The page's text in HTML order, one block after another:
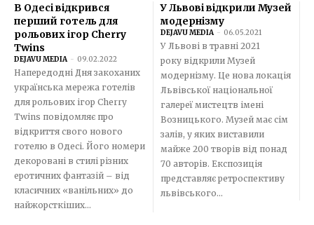
В Одесі відкрився
перший готель для
рольових ігор Cherry
Twins
DEJAVU MEDIA - 09.02.2022
Напередодні Дня закоханих
українська мережа готелів
для рольових ігор Cherry
Twins повідомляє про
відкриття свого нового
готелю в Одесі. Його номери
декоровані в стилі різних
еротичних фантазій – від
класичних «ванільних» до
найжорсткіших...
У Львові відкрили Музей
модернізму
DEJAVU MEDIA - 06.05.2021
У Львові в травні 2021
року відкрили Музей
модернізму. Це нова локація
Львівської національної
галереї мистецтв імені
Возницького. Музей має сім
залів, у яких виставили
майже 200 творів від понад
70 авторів. Експозиція
представляє ретроспективу
львівського...